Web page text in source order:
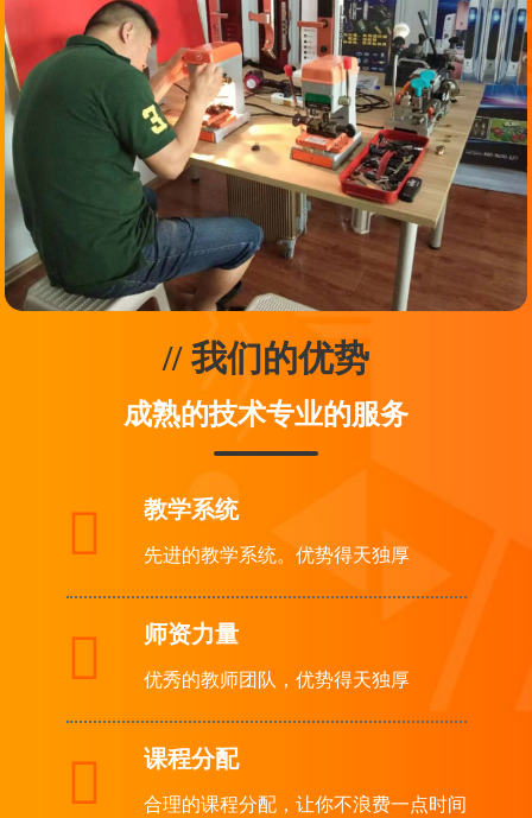
// 我们的优势
成熟的技术专业的服务
 教学系统
先进的教学系统。优势得天独厚
 师资力量
优秀的教师团队，优势得天独厚
 课程分配
合理的课程分配，让你不浪费一点时间